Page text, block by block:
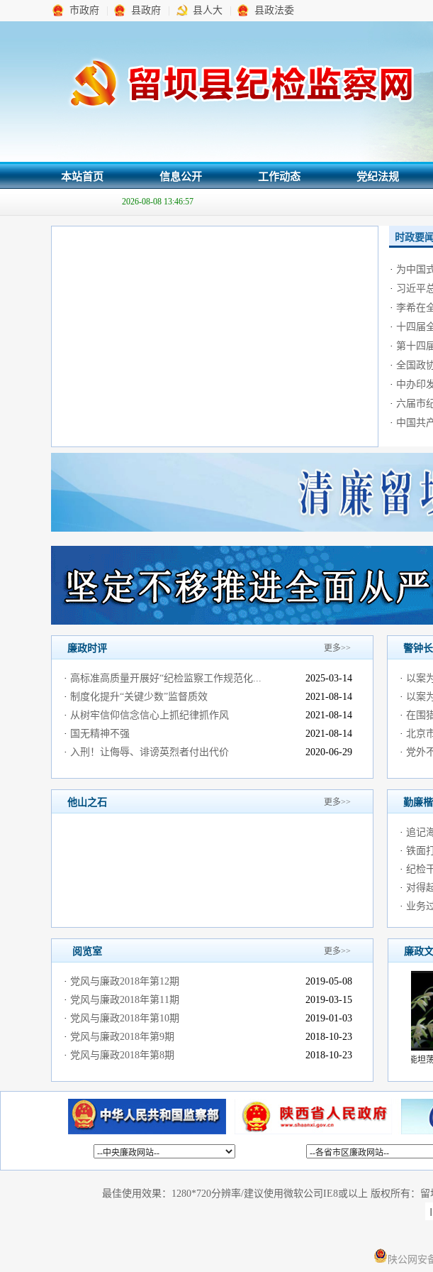
市政府 县政府 县人大 县政法委
本站首页 信息公开 工作动态 党纪法规
2026-08-08 13:46:57
时政要闻
· 为中国
· 习近平
· 李希在
· 十四届
· 第十四
· 全国政
· 中办印
· 六届市
· 中国共
廉政时评 更多>>
· 高标准高质量开展好“纪检监察工作规范化...
2025-03-14
· 制度化提升“关键少数”监督质效
2021-08-14
· 从树牢信仰信念信心上抓纪律抓作风
2021-08-14
· 国无精神不强
2021-08-14
· 入刑！让侮辱、诽谤英烈者付出代价 2020-06-29
警钟
· 以案
· 以案
· 在围
· 北京
· 党外
他山之石 更多>> 勤廉
· 追记
· 铁面
· 纪检
· 对得
· 业务
阅览室 更多>>
· 党风与廉政2018年第12期
2019-05-08
· 党风与廉政2018年第11期
2019-03-15
· 党风与廉政2018年第10期
2019-01-03
· 党风与廉政2018年第9期
2018-10-23
· 党风与廉政2018年第8期 2018-10-23
廉政
书非自律不能读 清白做人方能坦荡为官
最佳使用效果：1280*720分辨率/建议使用微软公司IE8或以上 版权所有
陕公网安